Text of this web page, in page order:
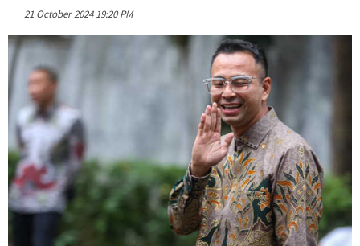
21 October 2024 19:20 PM